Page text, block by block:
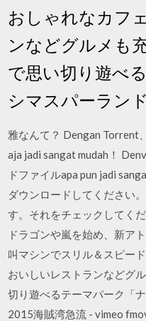
おしゃれなカフ
ンなどグルメも
で思い切り遊べ
シマスパーランド
雅なんて？ Dengan Torrent
aja jadi sangat mudah！
ドファイルapa pun jadi
ダウンロードしてください
す。それをチェックしてく
ドラゴンや嵐を始め、新ア
叫マシンでスリル＆スピー
おいしいレストランなどグ
切り遊べるテーマパーク「
2015海賊湾急流 - vimeo